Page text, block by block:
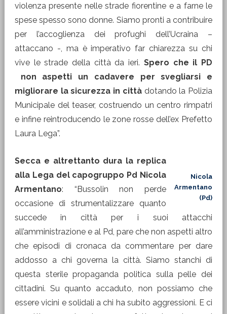
violenza presente nelle strade fiorentine e a farne le
spese spesso sono donne. Siamo pronti a contribuire
per l’accoglienza dei profughi dell’Ucraina –
attaccano -, ma è imperativo far chiarezza su chi
vive le strade della città da ieri. Spero che il PD
non aspetti un cadavere per svegliarsi e
migliorare la sicurezza in cittàdotando la Polizia
Municipale del teaser, costruendo un centro rimpatri
e infine reintroducendo le zone rosse dell’ex Prefetto
Laura Lega”.
Nicola
Armentano
(Pd)
Secca e altrettanto dura la replica
alla Lega del capogruppo Pd Nicola
Armentano: “Bussolin non perde
occasione di strumentalizzare quanto
succede in città per i suoi attacchi
all’amministrazione e al Pd, pare che non aspetti altro
che episodi di cronaca da commentare per dare
addosso a chi governa la città. Siamo stanchi di
questa sterile propaganda politica sulla pelle dei
cittadini. Su quanto accaduto, non possiamo che
essere vicini e solidali a chi ha subito aggressioni. E ci